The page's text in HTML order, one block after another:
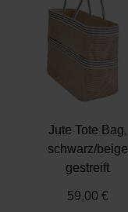
Jute Tote Bag,
schwarz/beige
gestreift
59,00 €